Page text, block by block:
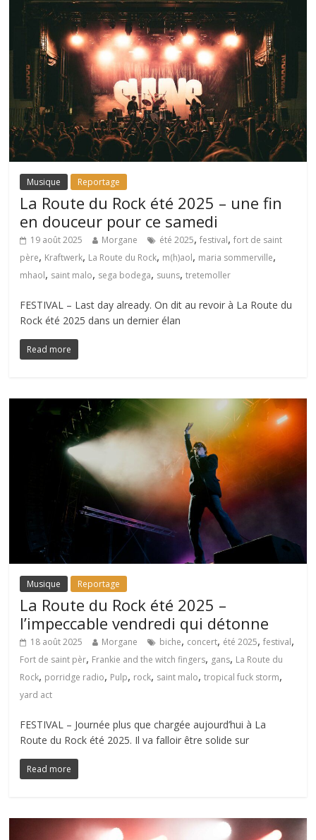
Musique Reportage
La Route du Rock été 2025 – une fin
en douceur pour ce samedi
19 août 2025 Morgane été 2025,festival,fort de saint
père, Kraftwerk, La Route du Rock, m(h)aol, maria sommerville,
mhaol, saint malo, sega bodega, suuns,tretemoller
FESTIVAL – Last day already. On dit au revoir à La Route du
Rock été 2025 dans un dernier élan
Read more
Musique Reportage
La Route du Rock été 2025 –
l’impeccable vendredi qui détonne
18 août 2025 Morgane biche, concert, été 2025,festival,
Fort de saint pèr, Frankie and the witch fingers, gans, La Route du
Rock, porridge radio, Pulp, rock, saint malo,tropical fuck storm,
yard act
FESTIVAL – Journée plus que chargée aujourd’hui à La
Route du Rock été 2025. Il va falloir être solide sur
Read more